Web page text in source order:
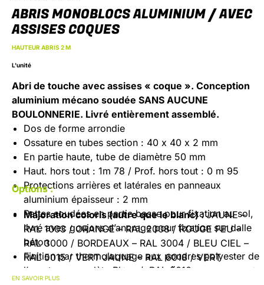
ABRIS MONOBLOCS ALUMINIUM / AVEC
ASSISES COQUES
HAUTEUR ABRIS 2 M
L'unité
Abri de touche avec assises « coque ». Conception
aluminium mécano soudée SANS AUCUNE
BOULONNERIE. Livré entièrement assemblé.
Dos de forme arrondie
Ossature en tubes section : 40 x 40 x 2 mm
En partie haute, tube de diamètre 50 mm
Haut. hors tout : 1m 78 / Prof. hors tout : 0 m 95
Protections arrières et latérales en panneaux
aluminium épaisseur : 2 mm
Pattes soudées en partie basse pour fixation au sol,
livré avec goujons d’ancrage pour fixation sur dalle
béton
Finition par thermolaquage aux poudres polyester de
l’ossature complète Blanc / RAL 9010
Options :
Majoration coloris (autre que le blanc) :JAUNE –
RAL 1003 / ORANGE – RAL 2008 / ROUGE FEU –
RAL 3000 / BORDEAUX – RAL 3004 / BLEU CIEL –
RAL 5015 / VERT JAUNE – RAL 6018 / VERT
MOUSSE – RAL 6005 / GRIS FENËTRE – RAL 7040 /
EN SAVOIR PLUS